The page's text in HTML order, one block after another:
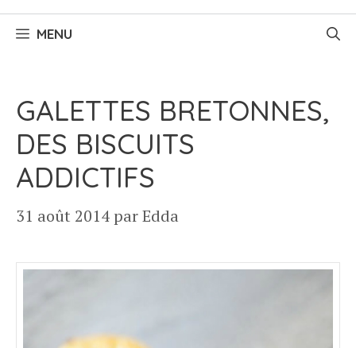
MENU
GALETTES BRETONNES,
DES BISCUITS
ADDICTIFS
31 août 2014 parEdda